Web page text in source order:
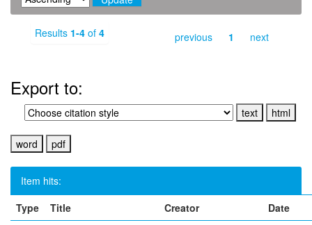
Results 1-4 of 4 previous 1 next
Export to:
Item hits:
Type
Title Creator
Date